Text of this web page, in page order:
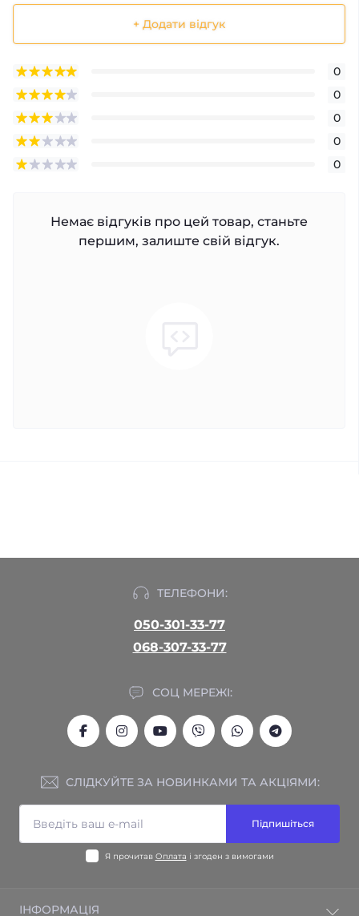
+ Додати відгук
0
0
0
0
0
Немає відгуків про цей товар, станьте
першим, залиште свій відгук.
ТЕЛЕФОНИ:
050-301-33-77
068-307-33-77
СОЦ МЕРЕЖІ:
СЛІДКУЙТЕ ЗА НОВИНКАМИ ТА АКЦІЯМИ:
Підпишіться
Я прочитав Оплата і згоден з вимогами
ІНФОРМАЦІЯ